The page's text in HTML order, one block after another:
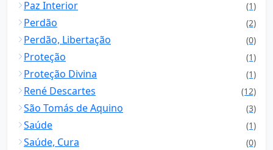
Paz Interior (1)
Perdão (2)
Perdão, Libertação (0)
Proteção (1)
Proteção Divina (1)
René Descartes (12)
São Tomás de Aquino (3)
Saúde (1)
Saúde, Cura (0)